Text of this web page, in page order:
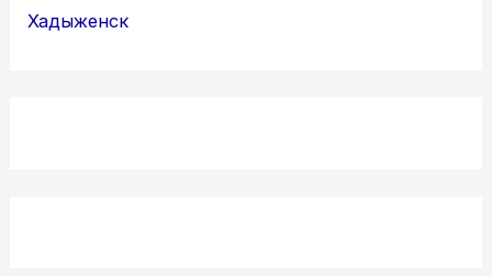
Хадыженск